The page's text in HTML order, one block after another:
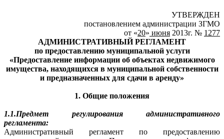
УТВЕРЖДЕН
постановлением администрации ЗГМО
от «20» июня 2013г. № 1277
АДМИНИСТРАТИВНЫЙ РЕГЛАМЕНТ
по предоставлению муниципальной услуги
«Предоставление информации об объектах недвижимого
имущества, находящихся в муниципальной собственности
и предназначенных для сдачи в аренду»
1. Общие положения
1.1.Предмет регулирования административного
регламента:
Административный регламент по предоставлению